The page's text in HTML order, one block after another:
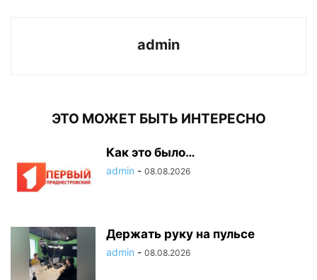
admin
ЭТО МОЖЕТ БЫТЬ ИНТЕРЕСНО
Как это было…
admin - 08.08.2026
Держать руку на пульсе
admin - 08.08.2026